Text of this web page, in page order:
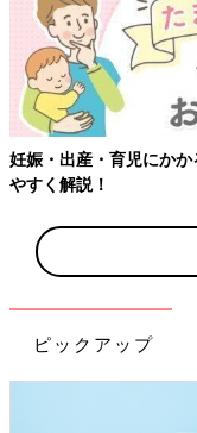
助成金をわかり
ピックアップ